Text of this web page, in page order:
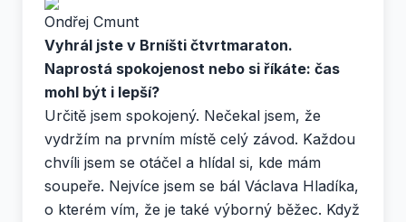
Ondřej Cmunt
Vyhrál jste v Brníšti čtvrtmaraton.
Naprostá spokojenost nebo si říkáte: čas
mohl být i lepší?
Určitě jsem spokojený. Nečekal jsem, že
vydržím na prvním místě celý závod. Každou
chvíli jsem se otáčel a hlídal si, kde mám
soupeře. Nejvíce jsem se bál Václava Hladíka,
o kterém vím, že je také výborný běžec. Když